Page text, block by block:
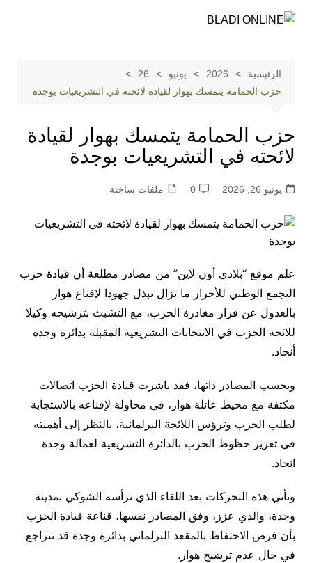
الرئيسية 2026 يونيو
26
حزب الحمامة يتمسك بهوار لقيادة لائحته في التشريعيات بوجدة
حزب الحمامة يتمسك بهوار لقيادة
لائحته في التشريعيات بوجدة
يونيو 26, 2026 0 ملفات ساخنة
علم موقع “بلادي أون لاين” من مصادر مطلعة أن قيادة حزب
التجمع الوطني للأحرار ما تزال تبذل جهودا لإقناع هوار
بالعدول عن قرار مغادرة الحزب، مع التشبث بترشيحه وكيلا
للائحة الحزب في الانتخابات التشريعية المقبلة بدائرة وجدة
أنجاد.
وبحسب المصادر ذاتها، فقد باشرت قيادة الحزب اتصالات
مكثفة مع محيط عائلة هوار، في محاولة لإقناعه بالاستجابة
لطلب الحزب وترؤس اللائحة البرلمانية، بالنظر إلى أهميته
في تعزيز حظوظ الحزب بالدائرة التشريعية لعمالة وجدة
انجاد.
وتأتي هذه التحركات بعد اللقاء الذي ترأسه الشوكي بمدينة
وجدة، والذي عزز، وفق المصادر نفسها، قناعة قيادة الحزب
بأن فرص الاحتفاظ بالمقعد البرلماني بدائرة وجدة قد تتراجع
في حال عدم ترشيح هوار.